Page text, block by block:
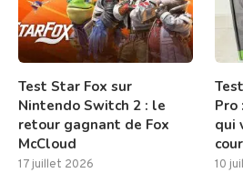
Test Star Fox sur
Nintendo Switch 2 : le
retour gagnant de Fox
McCloud
17 juillet 2026
Pro
qui
10